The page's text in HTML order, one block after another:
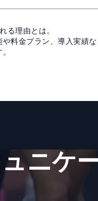
る理由とは。
や料金プラン、導入実績
ニケ